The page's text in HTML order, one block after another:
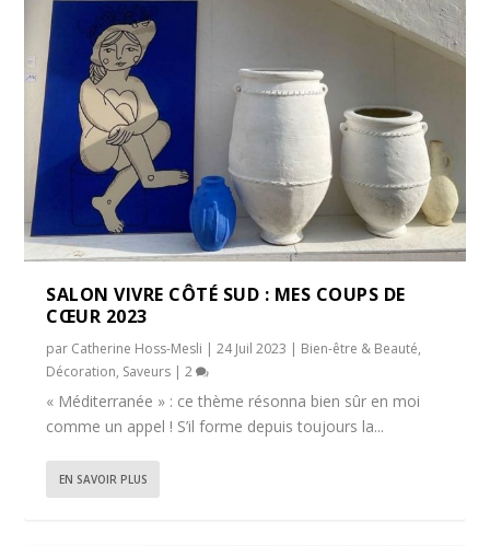
SALON VIVRE CÔTÉ SUD : MES COUPS DE
CŒUR 2023
par Catherine Hoss-Mesli |24 Juil 2023 | Bien-être & Beauté,
Décoration, Saveurs |2
« Méditerranée » : ce thème résonna bien sûr en moi
comme un appel ! S’il forme depuis toujours la...
EN SAVOIR PLUS